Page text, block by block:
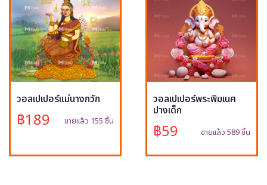
วอลเปเปอร์แม่นางกวัก
฿189 ขายแล้ว 155 ชิ้น
วอลเปเปอร์พระพิฆเนศ
ปางเด็ก
฿59 ขายแล้ว 589 ชิ้น